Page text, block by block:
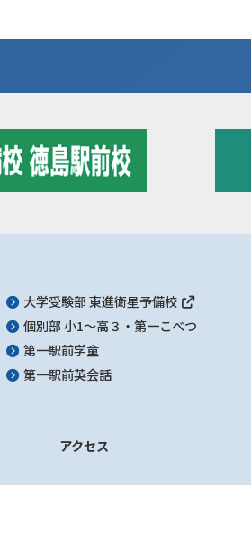
大学受験部 東進衛星予備校
個別部 小1～高３・第一こべつ
第一駅前学童
第一駅前英会話
アクセス